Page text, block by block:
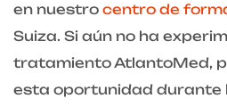
en nuestro centro de
Suiza. Si aún no ha
tratamiento AtlantoMed,
esta oportunidad durante